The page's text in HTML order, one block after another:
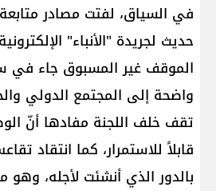
في السياق، لفتت مصادر
حديث لجريدة "الأنباء"
الموقف غير المسبوق جاء في
واضحة إلى المجتمع الدولي
تقف خلف اللجنة مفادها أنّ
قابلاً للاستمرار، كما انتقاد
بالدور الذي أنشئت لأجله،